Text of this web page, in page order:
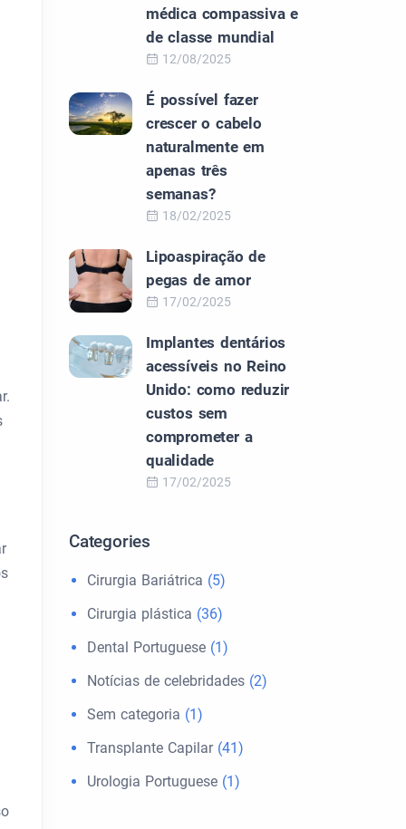
médica compassiva e
de classe mundial
12/08/2025
É possível fazer
crescer o cabelo
naturalmente em
apenas três
semanas?
18/02/2025
Lipoaspiração de
pegas de amor
17/02/2025
Implantes dentários
acessíveis no Reino
Unido: como reduzir
custos sem
comprometer a
qualidade
17/02/2025
Categories
Cirurgia Bariátrica (5)
Cirurgia plástica (36)
Dental Portuguese (1)
Notícias de celebridades (2)
Sem categoria (1)
Transplante Capilar(41)
Urologia Portuguese (1)